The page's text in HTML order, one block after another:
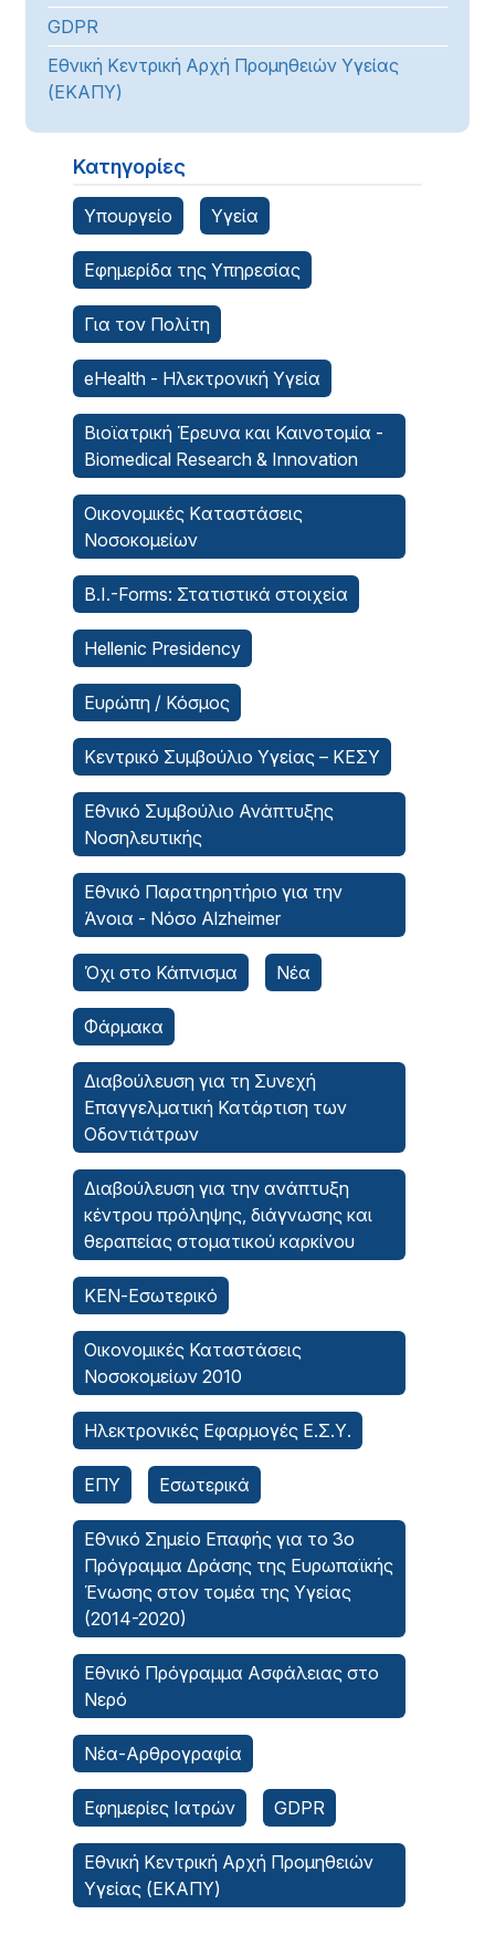
GDPR
Εθνική Κεντρική Αρχή Προμηθειών Υγείας
(ΕΚΑΠΥ)
Κατηγορίες
Υπουργείο Υγεία
Εφημερίδα της Υπηρεσίας
Για τον Πολίτη
eHealth - Ηλεκτρονική Υγεία
Βιοϊατρική Έρευνα και Καινοτομία -
Biomedical Research & Innovation
Οικονομικές Kαταστάσεις
Νοσοκομείων
B.I.-Forms: Στατιστικά στοιχεία
Hellenic Presidency
Ευρώπη / Κόσμος
Κεντρικό Συμβούλιο Υγείας – ΚΕΣΥ
Εθνικό Συμβούλιο Ανάπτυξης
Νοσηλευτικής
Εθνικό Παρατηρητήριο για την
Άνοια - Νόσο Alzheimer
Όχι στο Κάπνισμα Νέα
Φάρμακα
Διαβούλευση για τη Συνεχή
Επαγγελματική Κατάρτιση των
Οδοντιάτρων
Διαβούλευση για την ανάπτυξη
κέντρου πρόληψης, διάγνωσης και
θεραπείας στοματικού καρκίνου
ΚΕΝ-Εσωτερικό
Οικονομικές Καταστάσεις
Νοσοκομείων 2010
Ηλεκτρονικές Εφαρμογές Ε.Σ.Υ.
ΕΠΥ Εσωτερικά
Εθνικό Σημείο Επαφής για το 3ο
Πρόγραμμα Δράσης της Ευρωπαϊκής
Ένωσης στον τομέα της Υγείας
(2014-2020)
Εθνικό Πρόγραμμα Ασφάλειας στο
Νερό
Νέα-Αρθρογραφία
Εφημερίες Ιατρών GDPR
Εθνική Κεντρική Αρχή Προμηθειών
Υγείας (ΕΚΑΠΥ)